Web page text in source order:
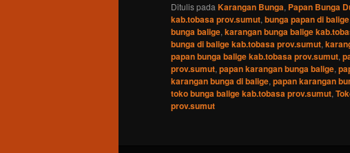
Ditulis pada Karangan Bunga, Papan Bunga
kab.tobasa prov.sumut, bunga papan di balige
bunga balige, karangan bunga balige
bunga di balige kab.tobasa prov.sumut,
papan bunga balige kab.tobasa prov.sumut,
prov.sumut, papan karangan bunga balige,
karangan bunga di balige, papan karangan
toko bunga balige kab.tobasa prov.sumut,
prov.sumut